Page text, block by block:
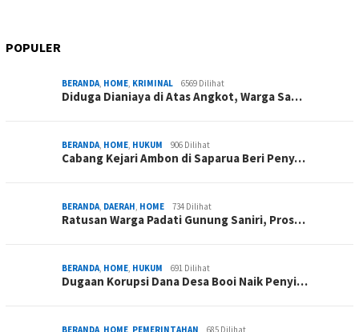
POPULER
BERANDA, HOME, KRIMINAL 6569 Dilihat
Diduga Dianiaya di Atas Angkot, Warga Sa…
BERANDA, HOME, HUKUM 906 Dilihat
Cabang Kejari Ambon di Saparua Beri Peny…
BERANDA, DAERAH, HOME 734 Dilihat
Ratusan Warga Padati Gunung Saniri, Pros…
BERANDA, HOME, HUKUM 691 Dilihat
Dugaan Korupsi Dana Desa Booi Naik Penyi…
BERANDA, HOME, PEMERINTAHAN 685 Dilihat